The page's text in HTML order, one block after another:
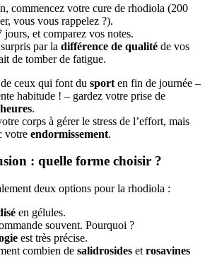
commencez votre cure de rhodiola (200
vous vous rappelez ?).
jours, et comparez vos notes.
par la différence de qualité de vos
de tomber de fatigue.
ceux qui font du sport en fin de journée –
habitude ! – gardez votre prise de
.
corps à gérer le stress de l’effort, mais
votre endormissement.
: quelle forme choisir ?
deux options pour la rhodiola :
en gélules.
souvent. Pourquoi ?
est très précise.
combien de salidrosides et rosavines